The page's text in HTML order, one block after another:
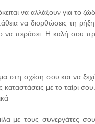
να αλλάξουν για το
να διορθώσεις τη
περάσει. Η καλή σου
στη σχέση σου και να
με το ταίρι σου.
με τους συνεργάτες